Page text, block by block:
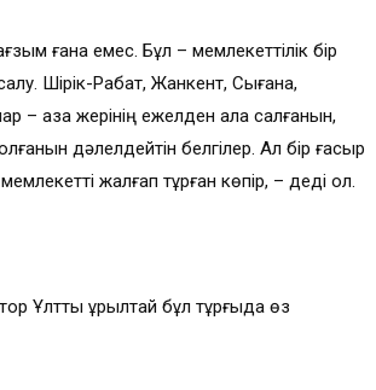
ғана емес. Бұл – мемлекеттілік бір
Шірік-Рабат, Жанкент, Сығанақ,
қазақ жерінің ежелден қала салғанын,
дәлелдейтін белгілер. Ал бір ғасыр
жалғап тұрған көпір, – деді ол.
Ұлттық құрылтай бұл тұрғыда өз